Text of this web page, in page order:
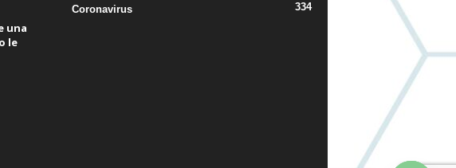
una
le
Coronavirus 334